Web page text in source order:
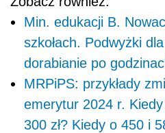
Min. edukacji B.
szkołach. Podwyżki
dorabianie po
MRPiPS: przykłady
emerytur 2024 r.
300 zł? Kiedy o 450 i